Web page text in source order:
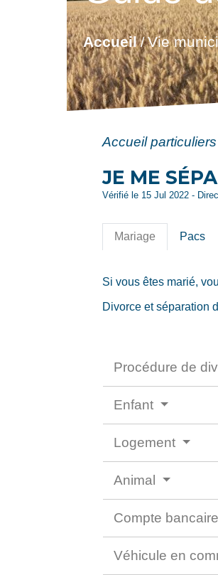
Accueil/Vie
Accueil particuliers
JE ME
Vérifié le 15 Jul 2022 -
Mariage Pacs
Si vous êtes marié,
Divorce et séparation
Procédure de
Enfant
Logement
Animal
Compte bancaire
Véhicule en